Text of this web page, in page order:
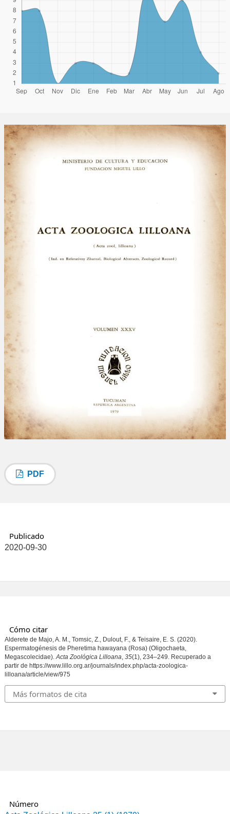
PDF
Publicado
2020-09-30
Cómo citar
Alderete de Majo, A. M., Tomsic, Z., Dulout, F., & Teisaire, E. S. (2020).
Espermatogénesis de Pheretima hawayana (Rosa) (Oligochaeta,
Megascolecidae).Acta Zoológica Lilloana, 35(1), 234–249. Recuperado a
partir de https://www.lillo.org.ar/journals/index.php/acta-zoologica-
lilloana/article/view/975
Más formatos de cita
Número